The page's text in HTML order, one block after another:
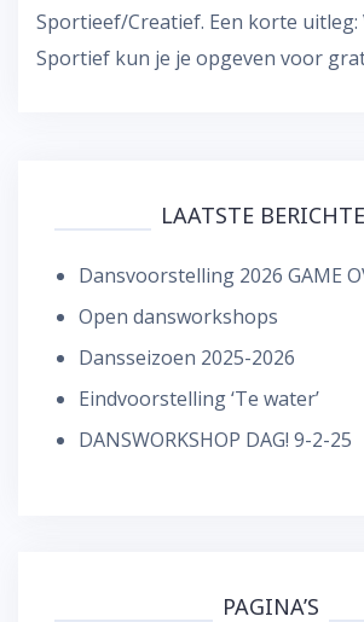
Sportieef/Creatief. Een korte uitleg:
Sportief kun je je opgeven voor
LAATSTE
Dansvoorstelling 2026 GAME
Open dansworkshops
Dansseizoen 2025-2026
Eindvoorstelling ‘Te water’
DANSWORKSHOP DAG! 9-2-25
PAGINA’S